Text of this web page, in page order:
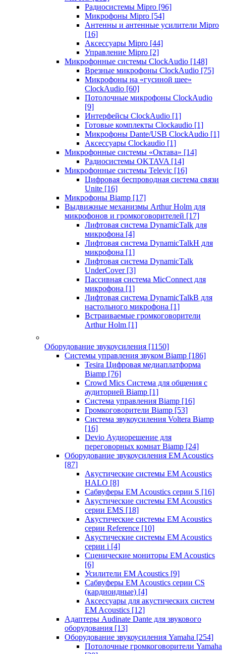
Радиосистемы Mipro [96]
Микрофоны Mipro [54]
Антенны и антенные усилители Mipro
[16]
Аксессуары Mipro [44]
Управление Mipro [2]
Микрофонные системы ClockAudio [148]
Врезные микрофоны ClockAudio [75]
Микрофоны на «гусиной шее»
ClockAudio [60]
Потолочные микрофоны ClockAudio
[9]
Интерфейсы ClockAudio [1]
Готовые комплекты Clockaudio [1]
Микрофоны Dante/USB ClockAudio [1]
Аксессуары Clockaudio [1]
Микрофонные системы «Октава» [14]
Радиосистемы OKTAVA [14]
Микрофонные системы Televic [16]
Цифровая беспроводная система связи
Unite [16]
Микрофоны Biamp [17]
Выдвижные механизмы Arthur Holm для
микрофонов и громкоговорителей [17]
Лифтовая система DynamicTalk для
микрофона [4]
Лифтовая система DynamicTalkH для
микрофона [1]
Лифтовая система DynamicTalk
UnderCover [3]
Пассивная система MicConnect для
микрофона [1]
Лифтовая система DynamicTalkB для
настольного микрофона [1]
Встраиваемые громкоговорители
Arthur Holm [1]
Оборудование звукоусиления [1150]
Системы управления звуком Biamp [186]
Tesira Цифровая медиаплатформа
Biamp [76]
Crowd Mics Система для общения с
аудиторией Biamp [1]
Система управления Biamp [16]
Громкоговорители Biamp [53]
Система звукоусиления Voltera Biamp
[16]
Devio Аудиорешение для
переговорных комнат Biamp [24]
Оборудование звукоусиления EM Acoustics
[87]
Акустические системы EM Acoustics
HALO [8]
Сабвуферы EM Acoustics серии S [16]
Акустические системы EM Acoustics
серии EMS [18]
Акустические системы EM Acoustics
серии Reference [10]
Акустические системы EM Acoustics
серии i [4]
Сценические мониторы EM Acoustics
[6]
Усилители EM Acoustics [9]
Сабвуферы EM Acoustics серии CS
(кардиоидные) [4]
Аксессуары для акустических систем
EM Acoustics [12]
Адаптеры Audinate Dante для звукового
оборудования [13]
Оборудование звукоусиления Yamaha [254]
Потолочные громкоговорители Yamaha